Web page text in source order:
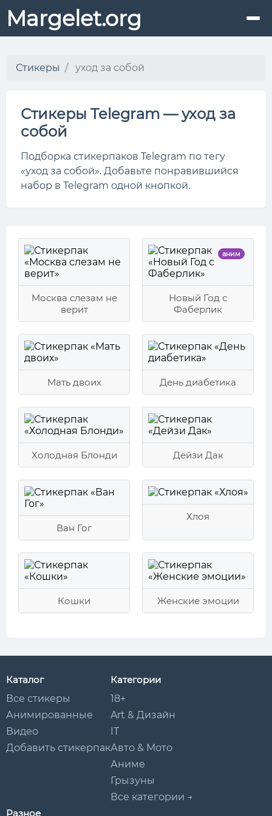
Margelet.org
Стикеры уход за собой
Стикеры Telegram — уход за
собой
Подборка стикерпаков Telegram по тегу
«уход за собой». Добавьте понравившийся
набор в Telegram одной кнопкой.
Москва слезам не
верит
аним
Новый Год с
Фаберлик
Мать двоих День диабетика
Холодная Блонди Дейзи Дак
Ван Гог
Хлоя
Кошки Женские эмоции
Каталог
Все стикеры
Анимированные
Видео
Добавить стикерпак
Категории
18+
Art & Дизайн
IT
Авто & Мото
Аниме
Грызуны
Все категории →
Разное